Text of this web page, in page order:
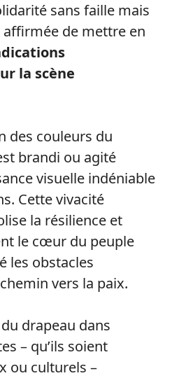
sans faille mais
de mettre en
la scène
des couleurs du
brandi ou agité
visuelle indéniable
Cette vivacité
la résilience et
le cœur du peuple
les obstacles
vers la paix.
drapeau dans
– qu’ils soient
ou culturels –